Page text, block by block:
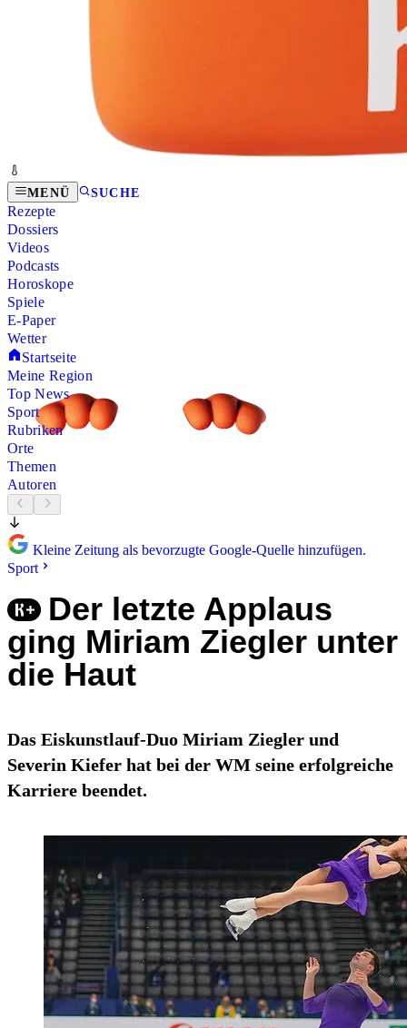
MENÜ SUCHE
Rezepte
Dossiers
Videos
Podcasts
Horoskope
Spiele
E-Paper
Wetter
Startseite
Meine Region
Top News
Sport
Rubriken
Orte
Themen
Autoren
Kleine Zeitung als bevorzugte Google-Quelle hinzufügen.
Sport
Der letzte Applaus
ging Miriam Ziegler unter
die Haut
Das Eiskunstlauf-Duo Miriam Ziegler und
Severin Kiefer hat bei der WM seine erfolgreiche
Karriere beendet.